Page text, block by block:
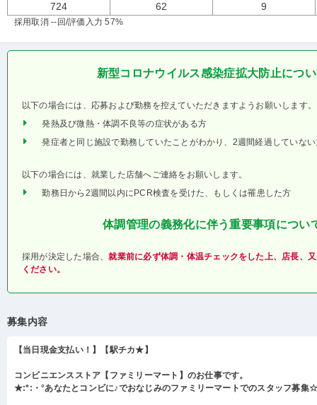
724 62 9
採用取消 --回/評価入力 57%
新型コロナウイルス感染症拡大防止につ
以下の場合には、応募および勤務を控えていただきますようお願いします。
発熱及び微熱・体調不良等の症状がある方
発症者と同じ施設で勤務していたことがわかり、2週間経過していな
以下の場合には、就業した店舗へご連絡をお願いします。
勤務日から2週間以内にPCR検査を受けた、もしくは罹患した方
体調管理の義務化に伴う重要事項につい
採用が決定した場合、就業前に必ず体調・体温チェックをした上、店長、
ください。
募集内容
【当日現金支払い！】【駅チカ★】
コンビニエンスストア【ファミリーマート】のお仕事です。
★:*:・°あなたとコンビに♪でおなじみのファミリーマートでのスタッフ募集